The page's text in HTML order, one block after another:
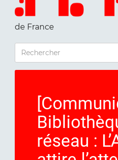
de France
RECHERCHER
réseau :